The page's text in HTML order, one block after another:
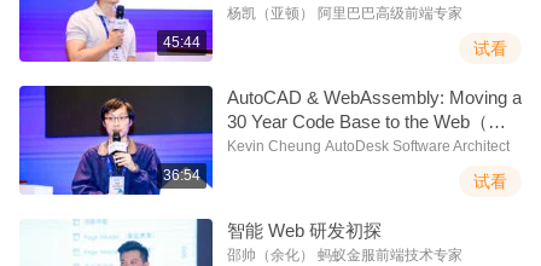
45:44
杨凯（亚顿） 阿里巴巴高级前端专家
试看
36:54
AutoCAD & WebAssembly: Moving a
30 Year Code Base to the Web（英
语演讲）
Kevin Cheung AutoDesk Software Architect
试看
智能 Web 研发初探
邵帅（余化） 蚂蚁金服前端技术专家